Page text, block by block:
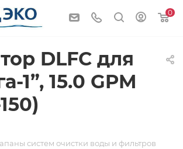
0
DLFC для
1”, 15.0 GPM
систем очистки воды и фильтров